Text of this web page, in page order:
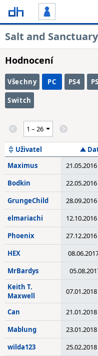
Salt and Sanctuary
Hodnocení
Všechny PC PS4
Switch
Uživatel
Maximus
Bodkin
GrungeChild
elmariachi
Phoenix
HEX
MrBardys
Keith T.
Maxwell
Can
Mablung
wilda123